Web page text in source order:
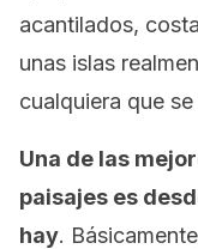
acantilados,
unas islas
cualquiera que
Una de las
paisajes es
hay.